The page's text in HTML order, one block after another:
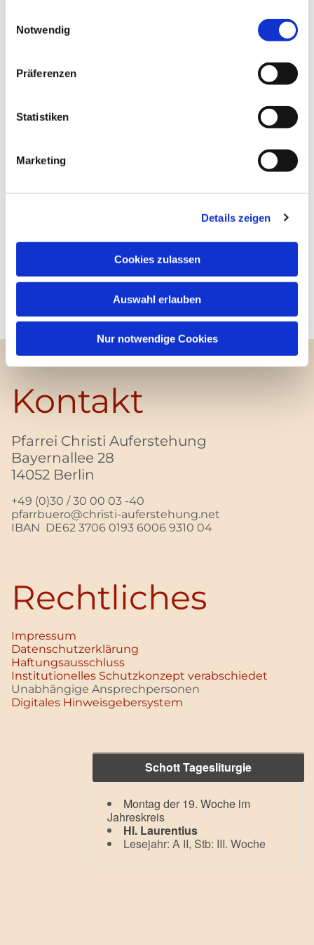
Notwendig
Präferenzen
Statistiken
Marketing
Details zeigen
Cookies zulassen
Auswahl erlauben
Nur notwendige Cookies
Kontakt
Pfarrei Christi Auferstehung
Bayernallee 28
14052 Berlin
+49 (0)30 / 30 00 03 -40
pfarrbuero@christi-auferstehung.net
IBAN DE62 3706 0193 6006 9310 04
Rechtliches
Impressum
Datenschutz­erklärung
Haftungsausschluss
Institutionelles Schutzkonzept verabschiedet
Unabhängige Ansprechpersonen
Digitales Hinweisgebersystem
Schott Tagesliturgie
Montag der 19. Woche im
Jahreskreis
Hl. Laurentius
Lesejahr: A II, Stb: III. Woche